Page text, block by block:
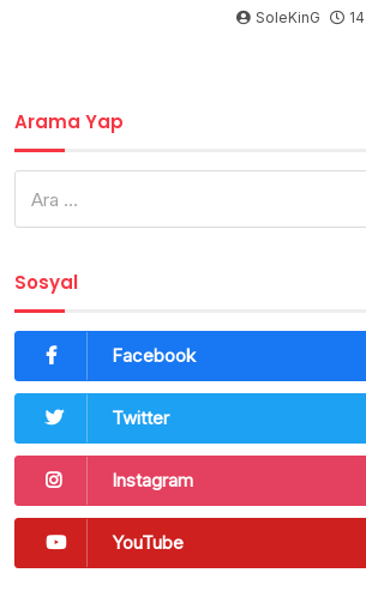
SoleKinG
Arama Yap
Sosyal
Facebook
Twitter
Instagram
YouTube